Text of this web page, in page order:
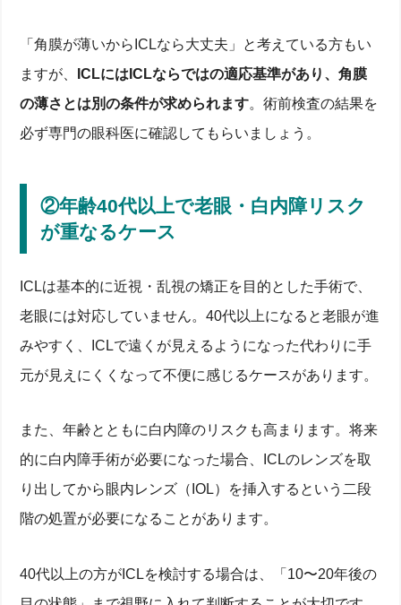
「角膜が薄いからICLなら大丈夫」と考えている方もい
ますが、
ICLにはICLならではの適応基準があり、角膜
の薄さとは別の条件が求められます。術前検査の結果を
必ず専門の眼科医に確認してもらいましょう。
②年齢40代以上で老眼・白内障リスク
が重なるケース
ICLは基本的に近視・乱視の矯正を目的とした手術で、
老眼には対応していません。40代以上になると老眼が進
みやすく、ICLで遠くが見えるようになった代わりに手
元が見えにくくなって不便に感じるケースがあります。
また、年齢とともに白内障のリスクも高まります。将来
的に白内障手術が必要になった場合、ICLのレンズを取
り出してから眼内レンズ（IOL）を挿入するという二段
階の処置が必要になることがあります。
40代以上の方がICLを検討する場合は、「10〜20年後の